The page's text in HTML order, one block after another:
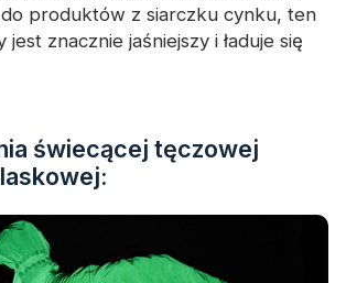
produktów z siarczku cynku, ten
jest znacznie jaśniejszy i ładuje się
świecącej tęczowej